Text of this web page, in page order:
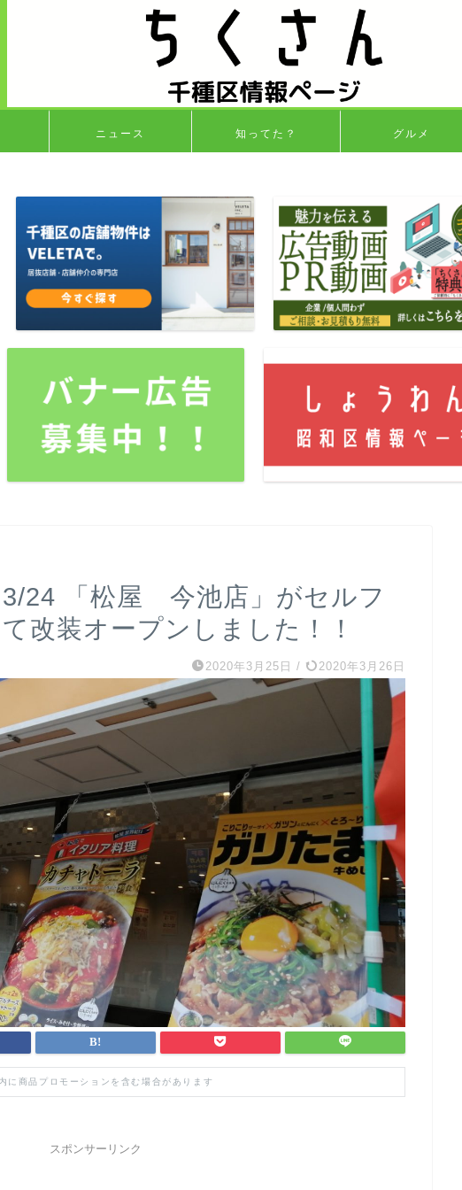
ニュース 知ってた？ グルメ
3/24 「松屋 今池店」がセルフ
改装オープンしました！！
2020年3月25日 / 2020年3月26日
に商品プロモーションを含む場合があります
スポンサーリンク